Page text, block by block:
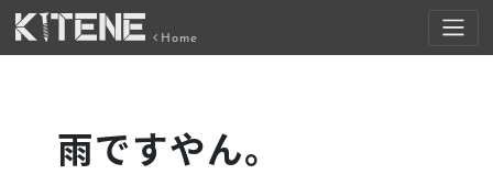
Home
雨ですやん。